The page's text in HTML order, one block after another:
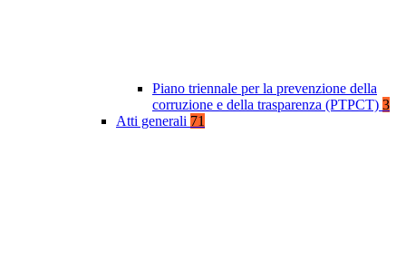
Piano triennale per la prevenzione della
corruzione e della trasparenza (PTPCT) 3
Atti generali 71